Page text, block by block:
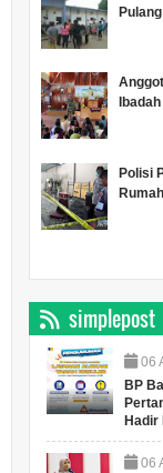
Polisi
simplepost
06
BP
Hadir
06